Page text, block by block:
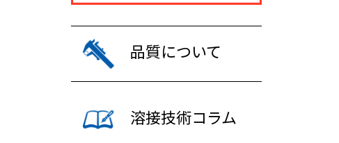
品質について
溶接技術コラム